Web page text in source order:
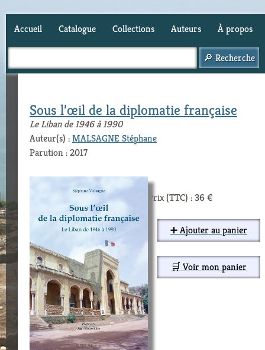
Accueil Catalogue Collections Auteurs À propos
Sous l’œil de la diplomatie française
Le Liban de 1946 à 1990
Auteur(s) :MALSAGNE Stéphane
Parution : 2017
Prix (TTC) : 36 €
➕ Ajouter au panier
🛒 Voir mon panier